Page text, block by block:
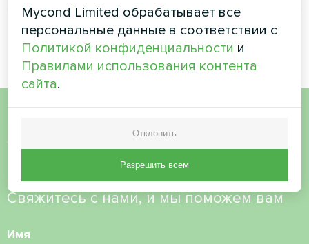
Хотите купить или у вас
есть вопросы?
Свяжитесь с нами, и мы поможем вам
Имя
Mycond Limited обрабатывает все
персональные данные в соответствии с
Политикой конфиденциальности и
Правилами использования контента
сайта.
Отклонить
Разрешить всем